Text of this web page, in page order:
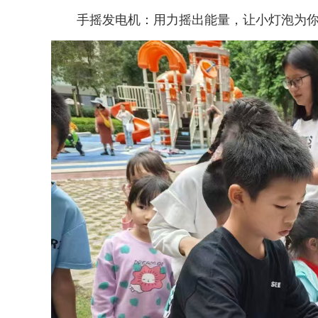
手摇发电机：用力摇出能量，让小灯泡为